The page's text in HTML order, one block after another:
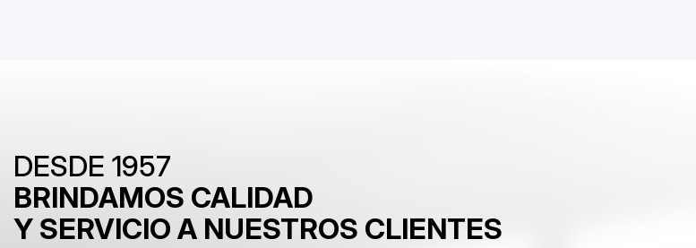
DESDE 1957
BRINDAMOS CALIDAD
Y SERVICIO A NUESTROS CLIENTES